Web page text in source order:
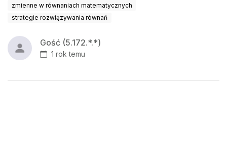
zmienne w równaniach matematycznych
strategie rozwiązywania równań
Gość (5.172.*.*)
1 rok temu